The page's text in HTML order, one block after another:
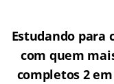
Estudando para
com quem
completos 2